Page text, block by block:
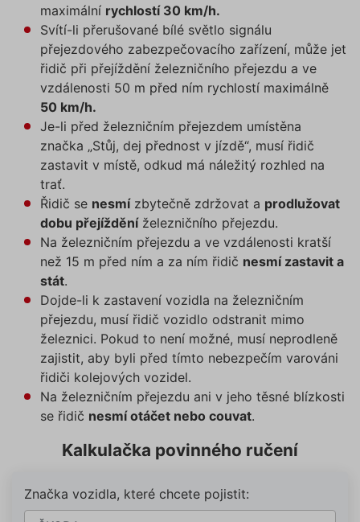
maximální rychlostí 30 km/h.
Svítí-li přerušované bílé světlo signálu
přejezdového zabezpečovacího zařízení, může jet
řidič při přejíždění železničního přejezdu a ve
vzdálenosti 50 m před ním rychlostí maximálně
50 km/h.
Je-li před železničním přejezdem umístěna
značka „Stůj, dej přednost v jízdě“, musí řidič
zastavit v místě, odkud má náležitý rozhled na
trať.
Řidič se nesmízbytečně zdržovat a prodlužovat
dobu přejížděníželezničního přejezdu.
Na železničním přejezdu a ve vzdálenosti kratší
než 15 m před ním a za ním řidič nesmí zastavit a
stát.
Dojde-li k zastavení vozidla na železničním
přejezdu, musí řidič vozidlo odstranit mimo
železnici. Pokud to není možné, musí neprodleně
zajistit, aby byli před tímto nebezpečím varováni
řidiči kolejových vozidel.
Na železničním přejezdu ani v jeho těsné blízkosti
se řidič nesmí otáčet nebo couvat.
Kalkulačka povinného ručení
Značka vozidla, které chcete pojistit: